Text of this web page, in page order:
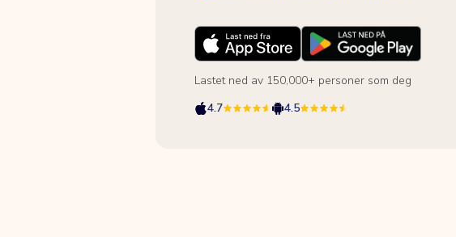
Lastet ned av 150,000+ personer som deg
4.7
4.5